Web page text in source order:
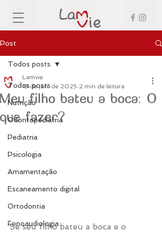
Post
Todos posts
Nutrição
Odontopediatria
Pediatria
Psicologia
Amamentação
Escaneamento digital
Ortodontia
Fonoaudiologia
Todos posts
Meu filho bateu a boca: O
que fazer?
Lamvie
13 de jan. de 2025 2 min de leitura
Se seu filho bateu a boca e o